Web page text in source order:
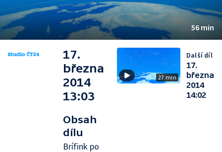
56 min
17.
března
2014
13:03
Obsah
dílu
Brífink po
27 min
Další díl
17.
března
2014
14:02